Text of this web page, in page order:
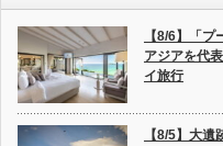
【8/6】「プ
アジアを代
イ旅行
【8/5】大